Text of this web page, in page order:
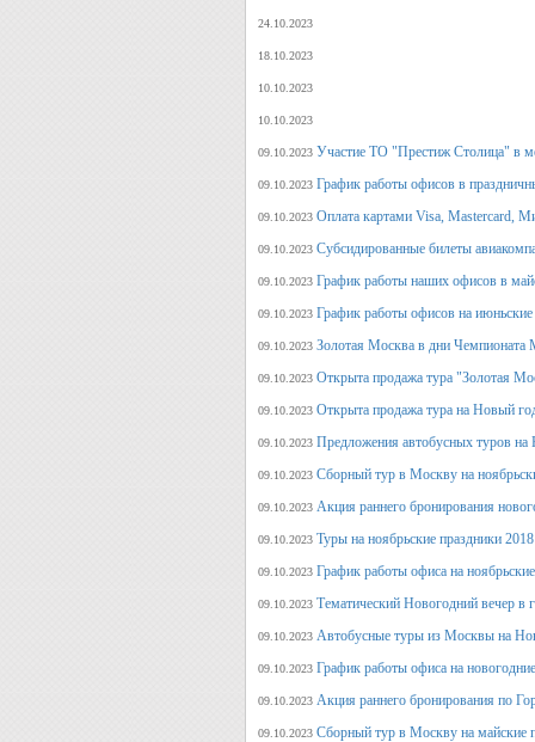
24.10.2023
18.10.2023
10.10.2023
10.10.2023
09.10.2023 Участие ТО "Престиж Столица" в
09.10.2023 График работы офисов в
09.10.2023 Оплата картами Visa, Mastercard,
09.10.2023 Субсидированные билеты
09.10.2023 График работы наших офисов в
09.10.2023 График работы офисов на
09.10.2023 Золотая Москва в дни Чемпионата
09.10.2023 Открыта продажа тура "Золотая
09.10.2023 Открыта продажа тура на Новый
09.10.2023 Предложения автобусных туров
09.10.2023 Сборный тур в Москву на
09.10.2023 Акция раннего бронирования
09.10.2023 Туры на ноябрьские праздники 2018
09.10.2023 График работы офиса на
09.10.2023 Тематический Новогодний вечер
09.10.2023 Автобусные туры из Москвы на
09.10.2023 График работы офиса на
09.10.2023 Акция раннего бронирования по
09.10.2023 Сборный тур в Москву на майские